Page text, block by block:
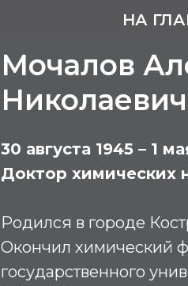
НА
Мочалов
Николаевич
30 августа 1945 – 1
Доктор химических
Родился в городе
Окончил химический
государственного